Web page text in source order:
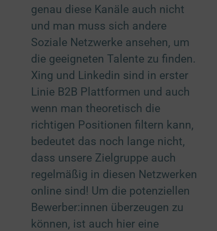
genau diese Kanäle auch nicht
und man muss sich andere
Soziale Netzwerke ansehen, um
die geeigneten Talente zu finden.
Xing und Linkedin sind in erster
Linie B2B Plattformen und auch
wenn man theoretisch die
richtigen Positionen filtern kann,
bedeutet das noch lange nicht,
dass unsere Zielgruppe auch
regelmäßig in diesen Netzwerken
online sind! Um die potenziellen
Bewerber:innen überzeugen zu
können, ist auch hier eine